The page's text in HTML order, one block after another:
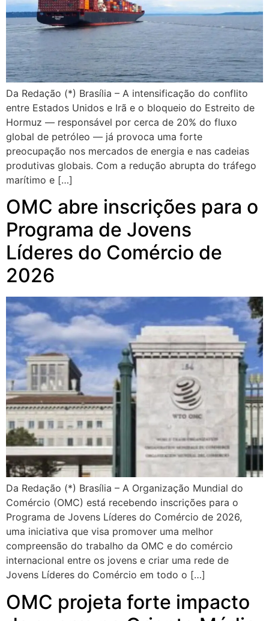
Da Redação (*) Brasília – A intensificação do conflito
entre Estados Unidos e Irã e o bloqueio do Estreito de
Hormuz — responsável por cerca de 20% do fluxo
global de petróleo — já provoca uma forte
preocupação nos mercados de energia e nas cadeias
produtivas globais. Com a redução abrupta do tráfego
marítimo e […]
OMC abre inscrições para o
Programa de Jovens
Líderes do Comércio de
2026
Da Redação (*) Brasília – A Organização Mundial do
Comércio (OMC) está recebendo inscrições para o
Programa de Jovens Líderes do Comércio de 2026,
uma iniciativa que visa promover uma melhor
compreensão do trabalho da OMC e do comércio
internacional entre os jovens e criar uma rede de
Jovens Líderes do Comércio em todo o […]
OMC projeta forte impacto